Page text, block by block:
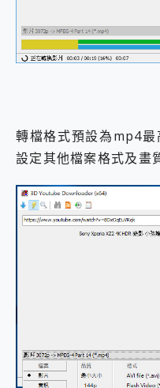
轉檔格式預設為mp4
設定其他檔案格式及畫